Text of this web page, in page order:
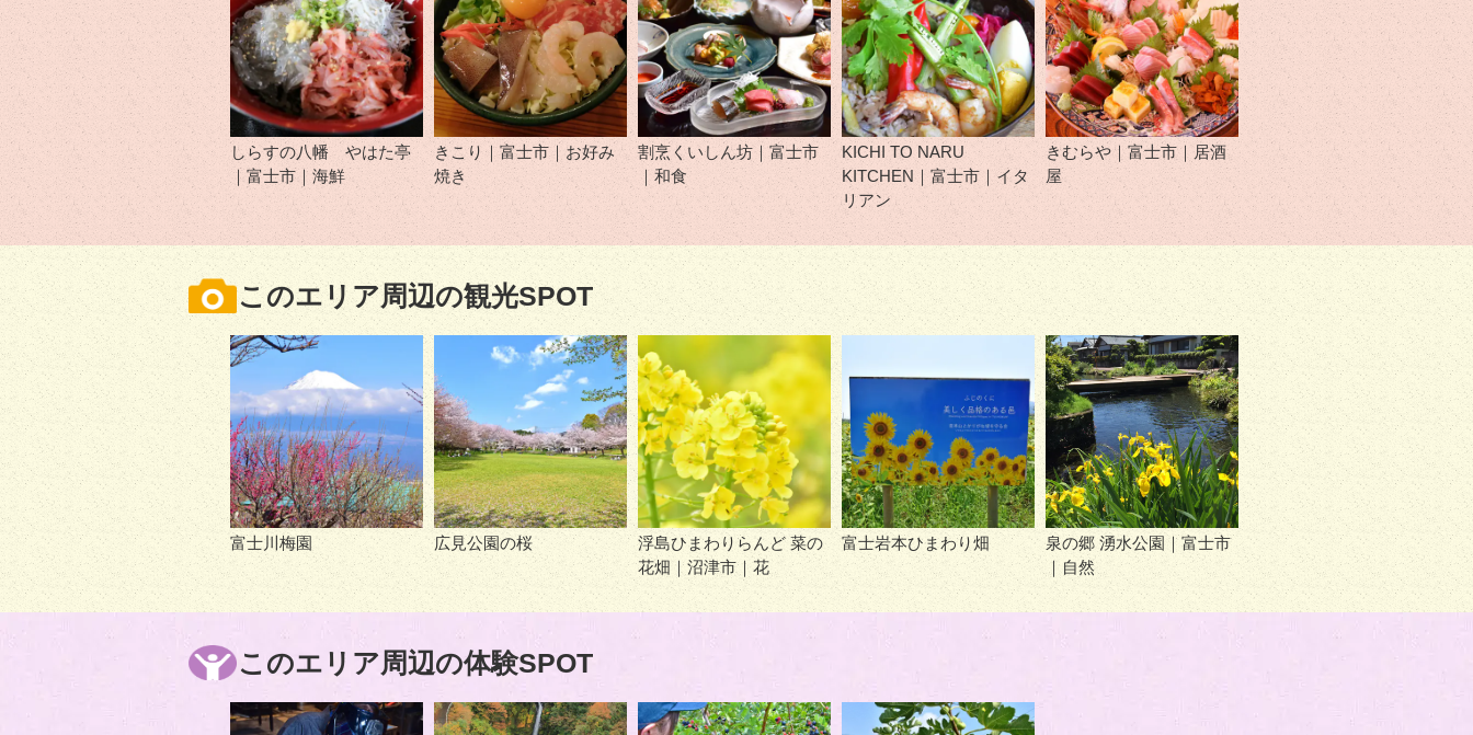
しらすの八幡 やはた亭
｜富士市｜海鮮
きこり｜富士市｜お好み
焼き
割烹くいしん坊｜富士市
｜和食
KICHI TO NARU
KITCHEN｜富士市｜イタ
リアン
きむらや｜富士市｜居酒
屋
このエリア周辺の観光SPOT
富士川梅園 広見公園の桜
浮島ひまわりらんど 菜の
花畑｜沼津市｜花
富士岩本ひまわり畑
泉の郷 湧水公園｜富士市
｜自然
このエリア周辺の体験SPOT